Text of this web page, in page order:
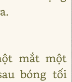
mắt một
bóng tối